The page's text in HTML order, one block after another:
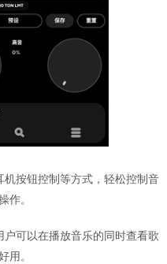
按钮控制等方式，轻松控制音
作。
可以在播放音乐的同时查看歌
用。